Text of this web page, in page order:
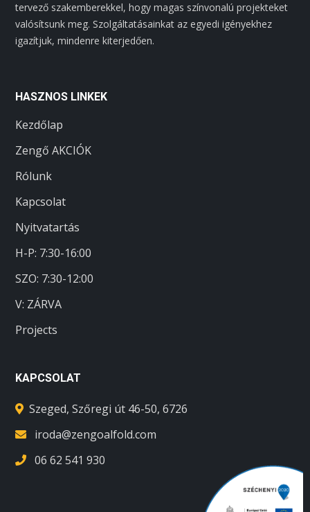
tervező szakemberekkel, hogy magas színvonalú projekteket
valósítsunk meg. Szolgáltatásainkat az egyedi igényekhez
igazítjuk, mindenre kiterjedően.
HASZNOS LINKEK
Kezdőlap
Zengő AKCIÓK
Rólunk
Kapcsolat
Nyitvatartás
H-P: 7:30-16:00
SZO: 7:30-12:00
V: ZÁRVA
Projects
KAPCSOLAT
Szeged, Szőregi út 46-50, 6726
iroda@zengoalfold.com
06 62 541 930